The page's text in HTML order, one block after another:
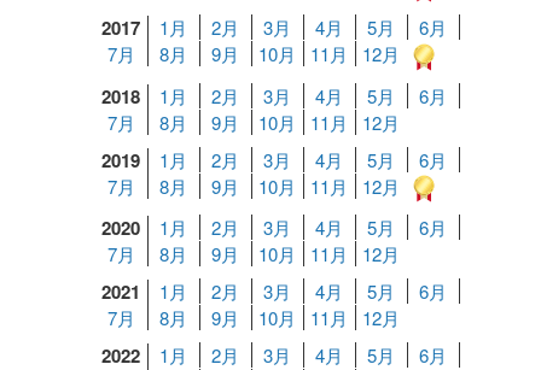
2017 1月 2月 3月 4月 5月
6月
7月
8月 9月 10月 11月 12月
2018 1月 2月 3月 4月 5月
6月
7月
8月 9月 10月 11月 12月
2019 1月 2月 3月 4月 5月
6月
7月
8月 9月 10月 11月 12月
2020 1月 2月 3月 4月 5月
6月
7月
8月 9月 10月 11月 12月
2021 1月 2月 3月 4月 5月
6月
7月
8月 9月 10月 11月 12月
2022 1月 2月 3月 4月 5月
6月